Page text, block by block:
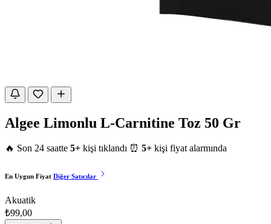
Algee Limonlu L-Carnitine Toz 50 Gr
🔥 Son 24 saatte 5+ kişi tıklandı ⏰ 5+ kişi fiyat alarmında
En Uygun Fiyat Diğer Satıcılar
Akuatik
₺99,00